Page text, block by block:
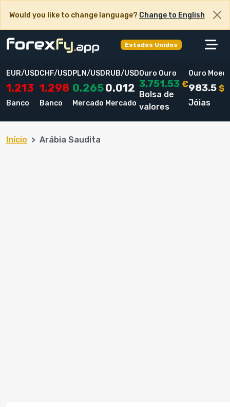
Would you like to change language? Change to English
Estados Unidos
EUR/USD
1.213
Banco
CHF/USD
1.298
Banco
PLN/USD
0.265
Mercado
RUB/USD
0.012
Mercado
Ouro Ouro
3,751.53 €
Bolsa de
valores
Ouro
983.5 $
Jóias
Início Arábia Saudita